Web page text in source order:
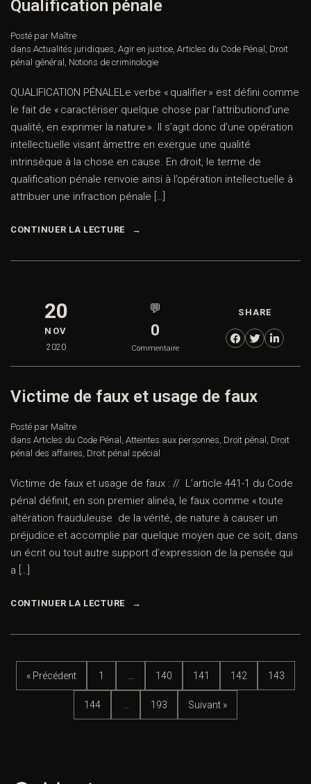
Qualification pénale
Posté par Maître
dans Actualités juridiques, Agir en justice, Articles du Code Pénal , Droit
pénal général , Notions de criminologie
QUALIFICATION PÉNALELe verbe « qualifier » est défini comme
le fait de « caractériser quelque chose par l’attributiond’une
qualité, en exprimer la nature ». Il s’agit donc d’une opération
intellectuelle visant àmettre en exergue une qualité
intrinsèque à la chose en cause. En droit, le terme de
qualification pénale renvoie ainsi à l’opération intellectuelle à
attribuer une infraction pénale […]
CONTINUER LA LECTURE
20
NOV
2020
💬
0
Commentaire
SHARE
Victime de faux et usage de faux
Posté par Maître
dans Articles du Code Pénal , Atteintes aux personnes, Droit pénal , Droit
pénal des affaires, Droit pénal spécial
Victime de faux et usage de faux : // L’article 441-1 du Code
pénal définit, en son premier alinéa, le faux comme « toute
altération frauduleuse de la vérité, de nature à causer un
préjudice et accomplie par quelque moyen que ce soit, dans
un écrit ou tout autre support d’expression de la pensée qui
a […]
CONTINUER LA LECTURE
« Précédent 1 140 141 142 143
144 193 Suivant »